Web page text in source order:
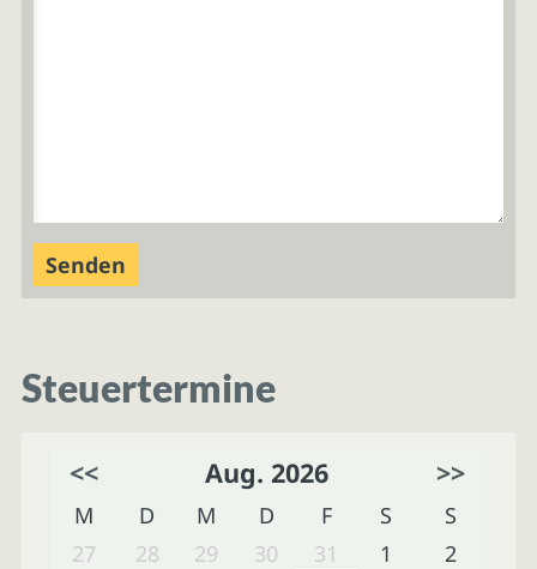
Steuertermine
<< Aug. 2026 >>
M D M D F S
S
27
28 29 30 31 1
2